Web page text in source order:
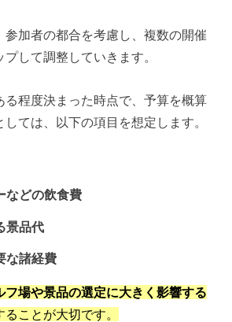
参加者の都合を考慮し、複数の開催
して調整していきます。
る程度決まった時点で、予算を概算
ては、以下の項目を想定します。
などの飲食費
景品代
な諸経費
フ場や景品の選定に大きく影響する
ことが大切です。